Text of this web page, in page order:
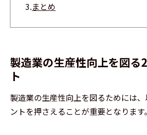
3.まとめ
製造業の生産性向上を図る
ト
製造業の生産性向上を図るためには
ントを押さえることが重要となります。